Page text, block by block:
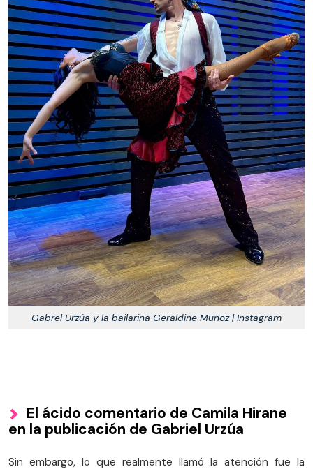
Gabrel Urzúa y la bailarina Geraldine Muñoz | Instagram
El ácido comentario de Camila Hirane
en la publicación de Gabriel Urzúa
Sin embargo, lo que realmente llamó la atención fue la